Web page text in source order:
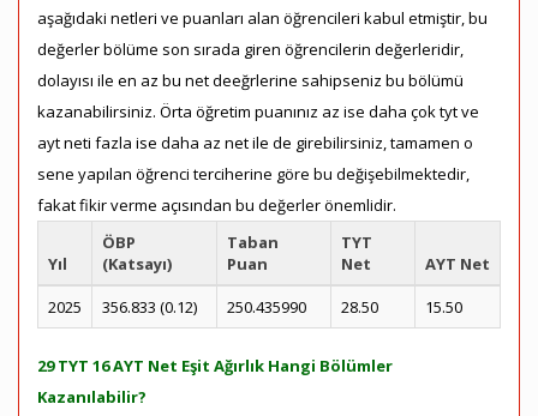
aşağıdaki netleri ve puanları alan öğrencileri kabul etmiştir, bu
değerler bölüme son sırada giren öğrencilerin değerleridir,
dolayısı ile en az bu net deeğrlerine sahipseniz bu bölümü
kazanabilirsiniz. Örta öğretim puanınız az ise daha çok tyt ve
ayt neti fazla ise daha az net ile de girebilirsiniz, tamamen o
sene yapılan öğrenci terciherine göre bu değişebilmektedir,
fakat fikir verme açısından bu değerler önemlidir.
Yıl
ÖBP
(Katsayı)
Taban
Puan
TYT
Net
AYT Net
2025
356.833 (0.12) 250.435990 28.50 15.50
29 TYT 16 AYT Net Eşit Ağırlık Hangi Bölümler
Kazanılabilir?